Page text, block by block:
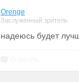
Orenge
Заслуженный зритель
надеюсь будет